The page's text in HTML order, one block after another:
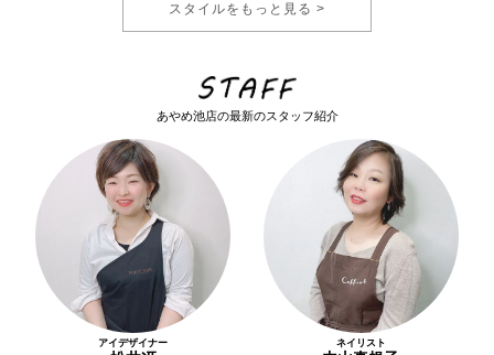
スタイルをもっと見る >
あやめ池店の最新のスタッフ紹介
アイデザイナー ネイリスト